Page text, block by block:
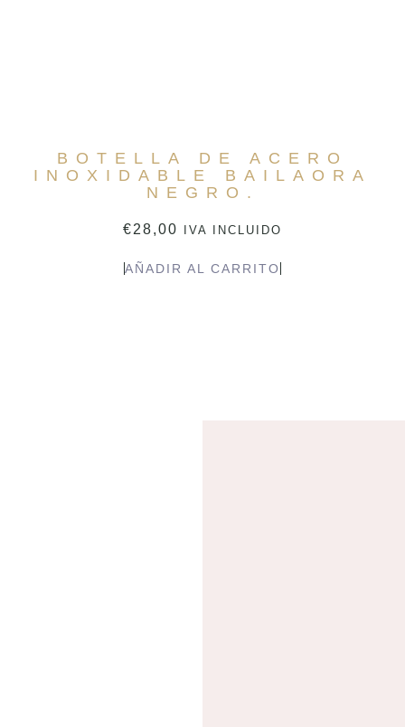
BOTELLA DE ACERO
INOXIDABLE BAILAORA
NEGRO.
€28,00 IVA INCLUIDO
AÑADIR AL CARRITO